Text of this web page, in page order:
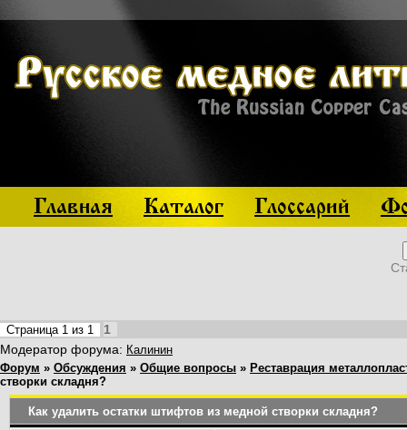
Главная Каталог Глоссарий
Страница 1 из 1
1
Модератор форума: Калинин
Форум » Обсуждения » Общие вопросы » Реставрация
створки складня?
Как удалить остатки штифтов из медной створки складня?